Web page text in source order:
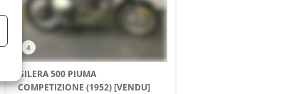
4
GILERA 500 PIUMA
COMPETIZIONE (1952)[VENDU]